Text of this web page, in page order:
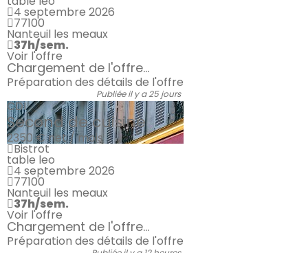
4 septembre 2026
77100
Nanteuil les meaux
37h/sem.
Voir l'offre
Chargement de l'offre...
Préparation des détails de l'offre
Publiée il y a 25 jours
CDI
Second de cuisine
2350 €net / mois
Bistrot
table leo
4 septembre 2026
77100
Nanteuil les meaux
37h/sem.
Voir l'offre
Chargement de l'offre...
Préparation des détails de l'offre